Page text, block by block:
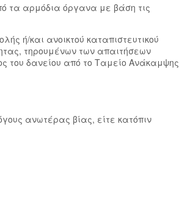
τα αρμόδια όργανα με βάση τις
ή/και ανοικτού καταπιστευτικού
τηρουμένων των απαιτήσεων
του δανείου από το Ταμείο Ανάκαμψης
ανωτέρας βίας, είτε κατόπιν